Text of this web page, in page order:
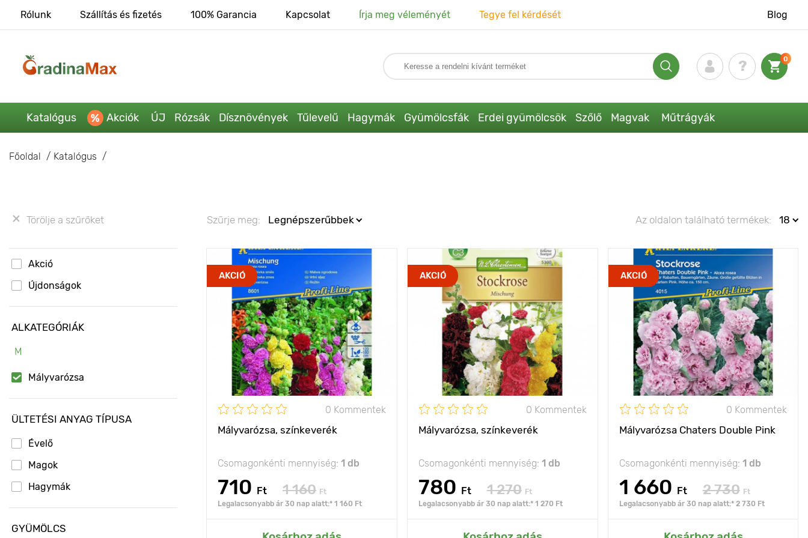
Rólunk Szállítás és fizetés 100% Garancia Kapcsolat Írja meg véleményét Tegye fel kérdését Blog
0
Katalógus Akciók ÚJ Rózsák Dísznövények Tűlevelű Hagymák Gyümölcsfák Erdei gyümölcsök Szőlő Magvak Műtrágyák
Főoldal Katalógus
Törölje a szűrőket
Akció
Újdonságok
ALKATEGÓRIÁK
M
Mályvarózsa
ÜLTETÉSI ANYAG TÍPUSA
Évelő
Magok
Hagymák
GYÜMÖLCS
Szűrje meg: Legnépszerűbbek Az oldalon található termékek: 18
AKCIÓ
0 Kommentek
Mályvarózsa, színkeverék
Csomagonkénti mennyiség: 1 db
710 Ft 1 160 Ft
Legalacsonyabb ár 30 nap alatt:* 1 160 Ft
Jellemzők
Kifejlett kori
magasság
150 - 200 cm
Ültetési távolság 40 х 30 cm
Fényigény nap
Hozzáadás az Én kertemhez
AKCIÓ
0 Kommentek
Mályvarózsa, színkeverék
Csomagonkénti mennyiség: 1 db
780 Ft 1 270 Ft
Legalacsonyabb ár 30 nap alatt:* 1 270 Ft
Jellemzők
Kifejlett kori
magasság
150 - 200 cm
Ültetési távolság 40 - 50 cm
Fényigény
Hozzáadás az Én kertemhez
AKCIÓ
0 Kommentek
Mályvarózsa Chaters Double Pink
Csomagonkénti mennyiség: 1 db
1 660 Ft 2 730 Ft
Legalacsonyabb ár 30 nap alatt:* 2 730 Ft
Jellemzők
virágágyásban!
Kifejlett kori
magasság
100 - 150 cm
Ültetési távolság 40 х 30 cm
Fényigény nap
Hozzáadás az Én kertemhez